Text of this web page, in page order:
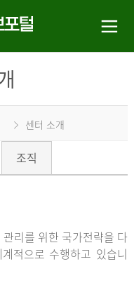
센터 소개
조직
리를 위한 국가전략을 다
적으로 수행하고 있습니